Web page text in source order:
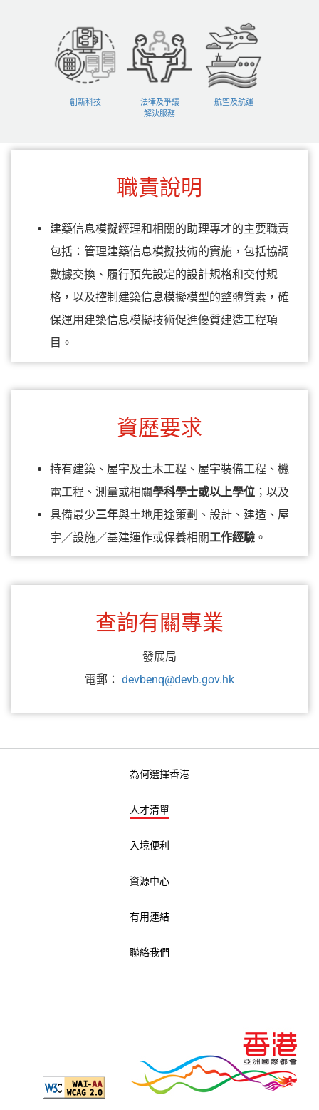
創新科技
法律及爭議
解決服務
航空及航運
職責說明
建築信息模擬經理和相關的助理專才的主要職責
包括：管理建築信息模擬技術的實施，包括協調
數據交換、履行預先設定的設計規格和交付規
格，以及控制建築信息模擬模型的整體質素，確
保運用建築信息模擬技術促進優質建造工程項
目。
資歷要求
持有建築、屋宇及土木工程、屋宇裝備工程、機
電工程、測量或相關學科學士或以上學位 ；以及
具備最少三年與土地用途策劃、設計、建造、屋
宇／設施／基建運作或保養相關工作經驗 。
查詢有關專業
發展局
電郵： devbenq@devb.gov.hk
為何選擇香港
人才清單
入境便利
資源中心
有用連結
聯絡我們